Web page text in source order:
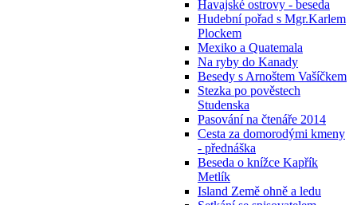
Havajské ostrovy - beseda
Hudební pořad s Mgr.Karlem
Plockem
Mexiko a Quatemala
Na ryby do Kanady
Besedy s Arnoštem Vašíčkem
Stezka po pověstech
Studenska
Pasování na čtenáře 2014
Cesta za domorodými kmeny
- přednáška
Beseda o knížce Kapřík
Metlík
Island Země ohně a ledu